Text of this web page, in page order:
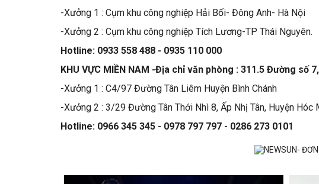
-Xưởng 1 : Cụm khu công nghiệp Hải Bối- Đông Anh- Hà Nội
-Xưởng 2 : Cụm khu công nghiệp Tích Lương-TP Thái Nguyên.
Hotline: 0933 558 488 - 0935 110 000
KHU VỰC MIỀN NAM -Địa chỉ văn phòng : 311.5 Đường số
-Xưởng 1 : C4/97 Đường Tân Liêm Huyện Bình Chánh
-Xưởng 2 : 3/29 Đường Tân Thới Nhì 8, Ấp Nhị Tân, Huyện Hóc
Hotline: 0966 345 345 - 0978 797 797 - 0286 273 0101